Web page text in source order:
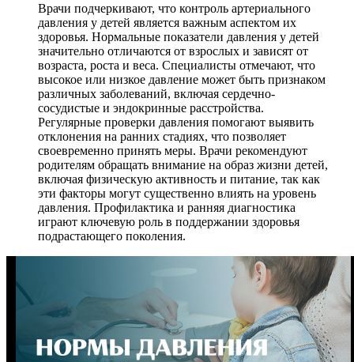
Врачи подчеркивают, что контроль артериального
давления у детей является важным аспектом их
здоровья. Нормальные показатели давления у детей
значительно отличаются от взрослых и зависят от
возраста, роста и веса. Специалисты отмечают, что
высокое или низкое давление может быть признаком
различных заболеваний, включая сердечно-
сосудистые и эндокринные расстройства.
Регулярные проверки давления помогают выявить
отклонения на ранних стадиях, что позволяет
своевременно принять меры. Врачи рекомендуют
родителям обращать внимание на образ жизни детей,
включая физическую активность и питание, так как
эти факторы могут существенно влиять на уровень
давления. Профилактика и ранняя диагностика
играют ключевую роль в поддержании здоровья
подрастающего поколения.